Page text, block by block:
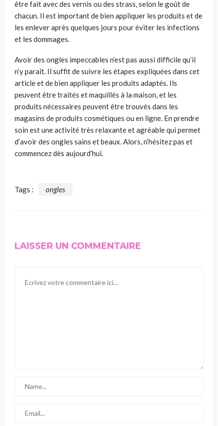
être fait avec des vernis ou des strass, selon le goût de
chacun. Il est important de bien appliquer les produits et de
les enlever après quelques jours pour éviter les infections
et les dommages.
Avoir des ongles impeccables n’est pas aussi difficile qu’il
n’y paraît. Il suffit de suivre les étapes expliquées dans cet
article et de bien appliquer les produits adaptés. Ils
peuvent être traités et maquillés à la maison, et les
produits nécessaires peuvent être trouvés dans les
magasins de produits cosmétiques ou en ligne. En prendre
soin est une activité très relaxante et agréable qui permet
d’avoir des ongles sains et beaux. Alors, n’hésitez pas et
commencez dès aujourd’hui.
Tags : ongles
LAISSER UN COMMENTAIRE